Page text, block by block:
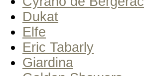
Dukat
Elfe
Eric Tabarly
Giardina